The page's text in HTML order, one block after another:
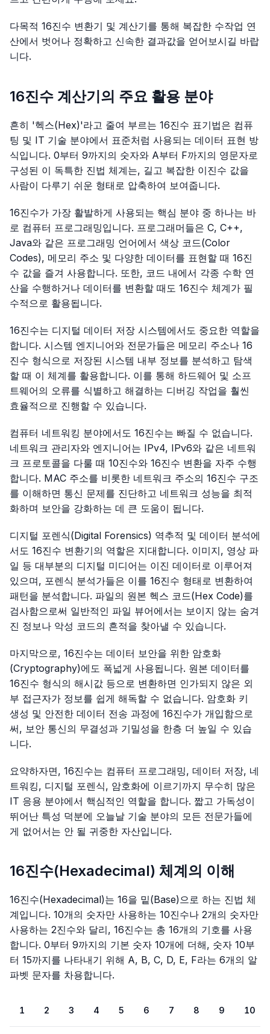
다목적 16진수 변환기 및 계산기를 통해 복잡한 수작업 연
산에서 벗어나 정확하고 신속한 결과값을 얻어보시길 바랍
니다.
16진수 계산기의 주요 활용 분야
흔히 '헥스(Hex)'라고 줄여 부르는 16진수 표기법은 컴퓨
팅 및 IT 기술 분야에서 표준처럼 사용되는 데이터 표현 방
식입니다. 0부터 9까지의 숫자와 A부터 F까지의 영문자로
구성된 이 독특한 진법 체계는, 길고 복잡한 이진수 값을
사람이 다루기 쉬운 형태로 압축하여 보여줍니다.
16진수가 가장 활발하게 사용되는 핵심 분야 중 하나는 바
로 컴퓨터 프로그래밍입니다. 프로그래머들은 C, C++,
Java와 같은 프로그래밍 언어에서 색상 코드(Color
Codes), 메모리 주소 및 다양한 데이터를 표현할 때 16진
수 값을 즐겨 사용합니다. 또한, 코드 내에서 각종 수학 연
산을 수행하거나 데이터를 변환할 때도 16진수 체계가 필
수적으로 활용됩니다.
16진수는 디지털 데이터 저장 시스템에서도 중요한 역할을
합니다. 시스템 엔지니어와 전문가들은 메모리 주소나 16
진수 형식으로 저장된 시스템 내부 정보를 분석하고 탐색
할 때 이 체계를 활용합니다. 이를 통해 하드웨어 및 소프
트웨어의 오류를 식별하고 해결하는 디버깅 작업을 훨씬
효율적으로 진행할 수 있습니다.
컴퓨터 네트워킹 분야에서도 16진수는 빠질 수 없습니다.
네트워크 관리자와 엔지니어는 IPv4, IPv6와 같은 네트워
크 프로토콜을 다룰 때 10진수와 16진수 변환을 자주 수행
합니다. MAC 주소를 비롯한 네트워크 주소의 16진수 구조
를 이해하면 통신 문제를 진단하고 네트워크 성능을 최적
화하며 보안을 강화하는 데 큰 도움이 됩니다.
디지털 포렌식(Digital Forensics) 역추적 및 데이터 분석에
서도 16진수 변환기의 역할은 지대합니다. 이미지, 영상 파
일 등 대부분의 디지털 미디어는 이진 데이터로 이루어져
있으며, 포렌식 분석가들은 이를 16진수 형태로 변환하여
패턴을 분석합니다. 파일의 원본 헥스 코드(Hex Code)를
검사함으로써 일반적인 파일 뷰어에서는 보이지 않는 숨겨
진 정보나 악성 코드의 흔적을 찾아낼 수 있습니다.
마지막으로, 16진수는 데이터 보안을 위한 암호화
(Cryptography)에도 폭넓게 사용됩니다. 원본 데이터를
16진수 형식의 해시값 등으로 변환하면 인가되지 않은 외
부 접근자가 정보를 쉽게 해독할 수 없습니다. 암호화 키
생성 및 안전한 데이터 전송 과정에 16진수가 개입함으로
써, 보안 통신의 무결성과 기밀성을 한층 더 높일 수 있습
니다.
요약하자면, 16진수는 컴퓨터 프로그래밍, 데이터 저장, 네
트워킹, 디지털 포렌식, 암호화에 이르기까지 무수히 많은
IT 응용 분야에서 핵심적인 역할을 합니다. 짧고 가독성이
뛰어난 특성 덕분에 오늘날 기술 분야의 모든 전문가들에
게 없어서는 안 될 귀중한 자산입니다.
16진수(Hexadecimal) 체계의 이해
16진수(Hexadecimal)는 16을 밑(Base)으로 하는 진법 체
계입니다. 10개의 숫자만 사용하는 10진수나 2개의 숫자만
사용하는 2진수와 달리, 16진수는 총 16개의 기호를 사용
합니다. 0부터 9까지의 기본 숫자 10개에 더해, 숫자 10부
터 15까지를 나타내기 위해 A, B, C, D, E, F라는 6개의 알
파벳 문자를 차용합니다.
1 2 3 4 5 6 7 8 9 10